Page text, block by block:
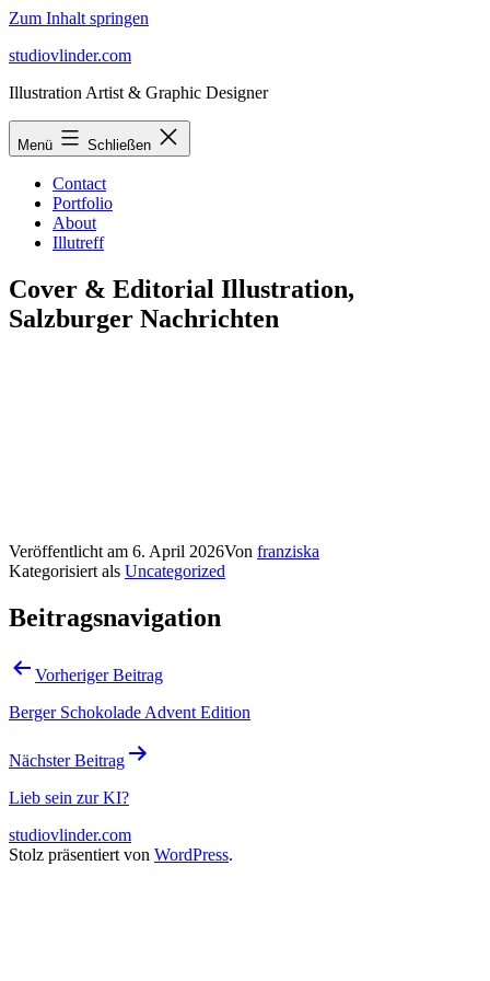
Zum Inhalt springen
studiovlinder.com
Illustration Artist & Graphic Designer
Menü Schließen
Contact
Portfolio
About
Illutreff
Cover & Editorial Illustration,
Salzburger Nachrichten
Veröffentlicht am 6. April 2026Von franziska
Kategorisiert als Uncategorized
Beitragsnavigation
Vorheriger Beitrag
Berger Schokolade Advent Edition
Nächster Beitrag
Lieb sein zur KI?
studiovlinder.com
Stolz präsentiert von WordPress.